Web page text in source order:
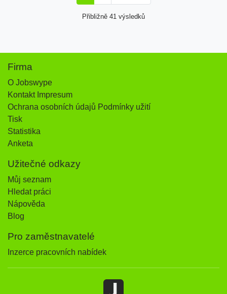
Přibližně 41 výsledků
Firma
O Jobswype
Kontakt Impresum
Ochrana osobních údajů Podmínky užití
Tisk
Statistika
Anketa
Užitečné odkazy
Můj seznam
Hledat práci
Nápověda
Blog
Pro zaměstnavatelé
Inzerce pracovních nabídek